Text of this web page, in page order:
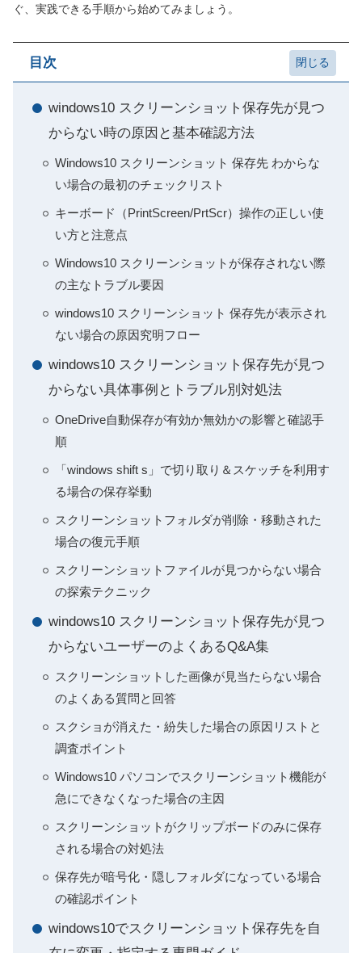
ぐ、実践できる手順から始めてみましょう。
目次
windows10 スクリーンショット保存先が見つ
からない時の原因と基本確認方法
Windows10 スクリーンショット 保存先 わからな
い場合の最初のチェックリスト
キーボード（PrintScreen/PrtScr）操作の正しい使
い方と注意点
Windows10 スクリーンショットが保存されない際
の主なトラブル要因
windows10 スクリーンショット 保存先が表示され
ない場合の原因究明フロー
windows10 スクリーンショット保存先が見つ
からない具体事例とトラブル別対処法
OneDrive自動保存が有効か無効かの影響と確認手
順
「windows shift s」で切り取り＆スケッチを利用す
る場合の保存挙動
スクリーンショットフォルダが削除・移動された
場合の復元手順
スクリーンショットファイルが見つからない場合
の探索テクニック
windows10 スクリーンショット保存先が見つ
からないユーザーのよくあるQ&A集
スクリーンショットした画像が見当たらない場合
のよくある質問と回答
スクショが消えた・紛失した場合の原因リストと
調査ポイント
Windows10 パソコンでスクリーンショット機能が
急にできなくなった場合の主因
スクリーンショットがクリップボードのみに保存
される場合の対処法
保存先が暗号化・隠しフォルダになっている場合
の確認ポイント
windows10でスクリーンショット保存先を自